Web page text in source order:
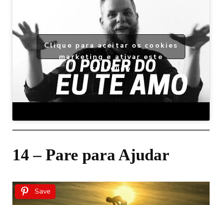
Clique para aceitar os cookies
marketing e ativar este
conteúdo
14 – Pare para Ajudar
Save